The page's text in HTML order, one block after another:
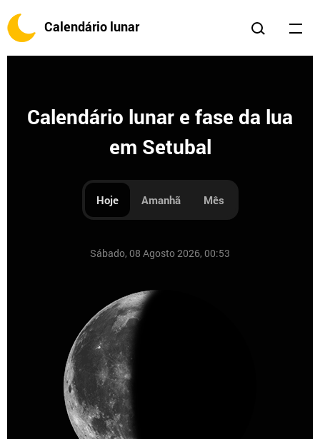
Calendário lunar
Calendário lunar e fase da lua
em Setubal
Hoje Amanhã Mês
Sábado, 08 Agosto 2026, 00:53